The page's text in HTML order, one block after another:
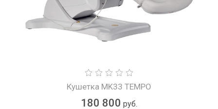
Кушетка MK33 TEMPO
180 800 руб.